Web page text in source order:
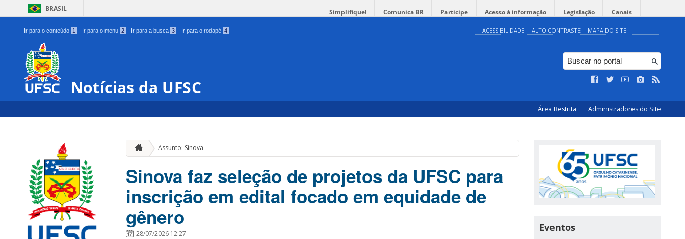
BRASIL Simplifique! Comunica BR Participe Acesso à informação Legislação Canais
Ir para o conteúdo 1 Ir para o menu 2 Ir para a busca 3 Ir para o rodapé 4 ACESSIBILIDADE ALTO CONTRASTE MAPA DO SITE
Notícias da UFSC
Área Restrita Administradores do Site
Assunto: Sinova
Sinova faz seleção de projetos da UFSC para
inscrição em edital focado em equidade de
gênero
28/07/2026 12:27
Eventos